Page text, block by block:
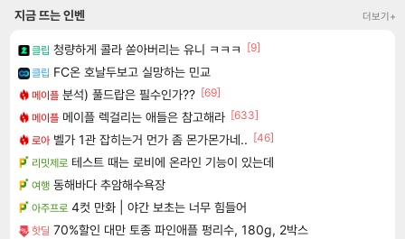
지금 뜨는 인벤 더보기+
클립 청량하게 콜라 쏟아버리는 유니 ㅋㅋㅋ
[9]
클립 FC온 호날두보고 실망하는 민교
메이플 분석) 풀드랍은 필수인가?? [69]
메이플 메이플 렉걸리는 애들은 참고해라 [633]
로아 벨가 1관 잡히는거 먼가 좀 몬가몬가네.. [46]
리밋제로 테스트 때는 로비에 온라인 기능이 있는데
여행 동해바다 추암해수욕장
아주프로 4컷 만화 | 야간 보초는 너무 힘들어
핫딜 70%할인 대만 토종 파인애플 펑리수, 180g, 2박스